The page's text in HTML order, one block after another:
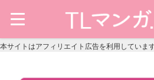
本サイトはアフィリエイト広告を利用していま